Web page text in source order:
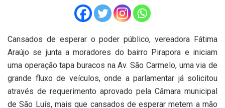
Cansados de esperar o poder público, vereadora Fátima
Araújo se junta a moradores do bairro Pirapora e iniciam
uma operação tapa buracos na Av. São Carmelo, uma via de
grande fluxo de veículos, onde a parlamentar já solicitou
através de requerimento aprovado pela Câmara municipal
de São Luís, mais que cansados de esperar metem a mão